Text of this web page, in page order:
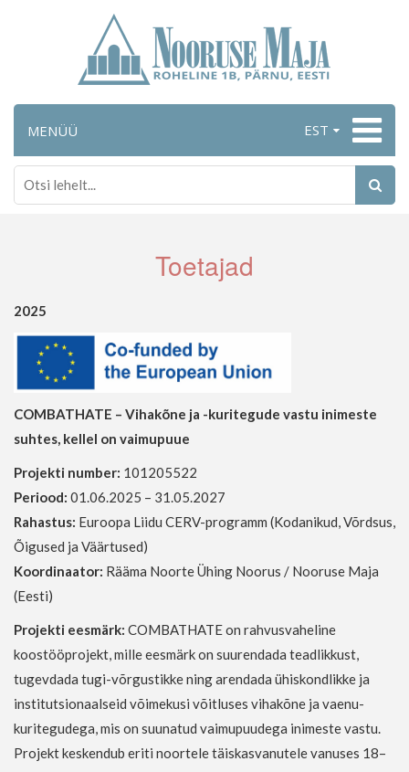
EST
MENÜÜ
Toetajad
2025
COMBATHATE – Vihakõne ja -kuritegude vastu inimeste
suhtes, kellel on vaimupuue
Projekti number: 101205522
Periood: 01.06.2025 – 31.05.2027
Rahastus: Euroopa Liidu CERV-programm (Kodanikud, Võrdsus,
Õigused ja Väärtused)
Koordinaator: Rääma Noorte Ühing Noorus / Nooruse Maja
(Eesti)
Projekti eesmärk: COMBATHATE on rahvusvaheline
koostööprojekt, mille eesmärk on suurendada teadlikkust,
tugevdada tugi-võrgustikke ning arendada ühiskondlikke ja
institutsionaalseid võimekusi võitluses vihakõne ja vaenu-
kuritegudega, mis on suunatud vaimupuudega inimeste vastu.
Projekt keskendub eriti noortele täiskasvanutele vanuses 18–